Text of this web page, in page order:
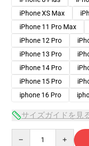
iPhone XS Max
iPhone 11 Pro Max
iPhone 12 Pro
iPhone 13 Pro
iPhone 14 Pro
iPhone 15 Pro
iphone 16 Pro
サイズガイドを見